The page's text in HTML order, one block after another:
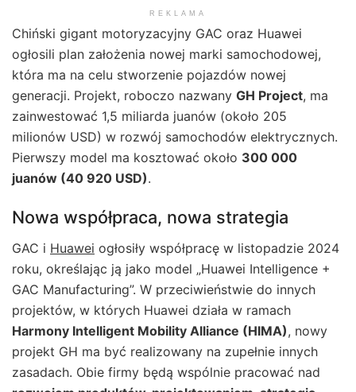
REKLAMA
Chiński gigant motoryzacyjny GAC oraz Huawei
ogłosili plan założenia nowej marki samochodowej,
która ma na celu stworzenie pojazdów nowej
generacji. Projekt, roboczo nazwany GH Project, ma
zainwestować 1,5 miliarda juanów (około 205
milionów USD) w rozwój samochodów elektrycznych.
Pierwszy model ma kosztować około 300 000
juanów (40 920 USD).
Nowa współpraca, nowa strategia
GAC i Huawei ogłosiły współpracę w listopadzie 2024
roku, określając ją jako model „Huawei Intelligence +
GAC Manufacturing”. W przeciwieństwie do innych
projektów, w których Huawei działa w ramach
Harmony Intelligent Mobility Alliance (HIMA), nowy
projekt GH ma być realizowany na zupełnie innych
zasadach. Obie firmy będą wspólnie pracować nad